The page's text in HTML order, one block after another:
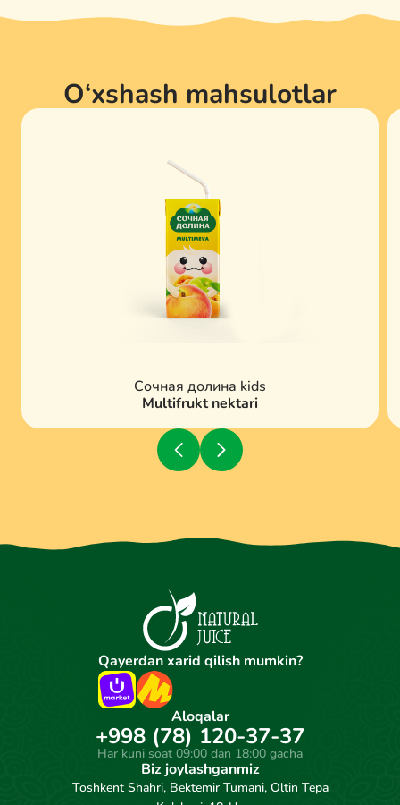
O‘xshash mahsulotlar
Сочная долина kids
Multifrukt nektari
Qayerdan xarid qilish mumkin?
Aloqalar
+998 (78) 120-37-37
Har kuni soat 09:00 dan 18:00 gacha
Biz joylashganmiz
Toshkent Shahri, Bektemir Tumani, Oltin Tepa